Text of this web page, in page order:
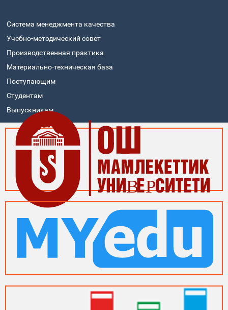
Система менеджмента качества
Учебно-методический совет
Производственная практика
Материально-техническая база
Поступающим
Студентам
Выпускникам